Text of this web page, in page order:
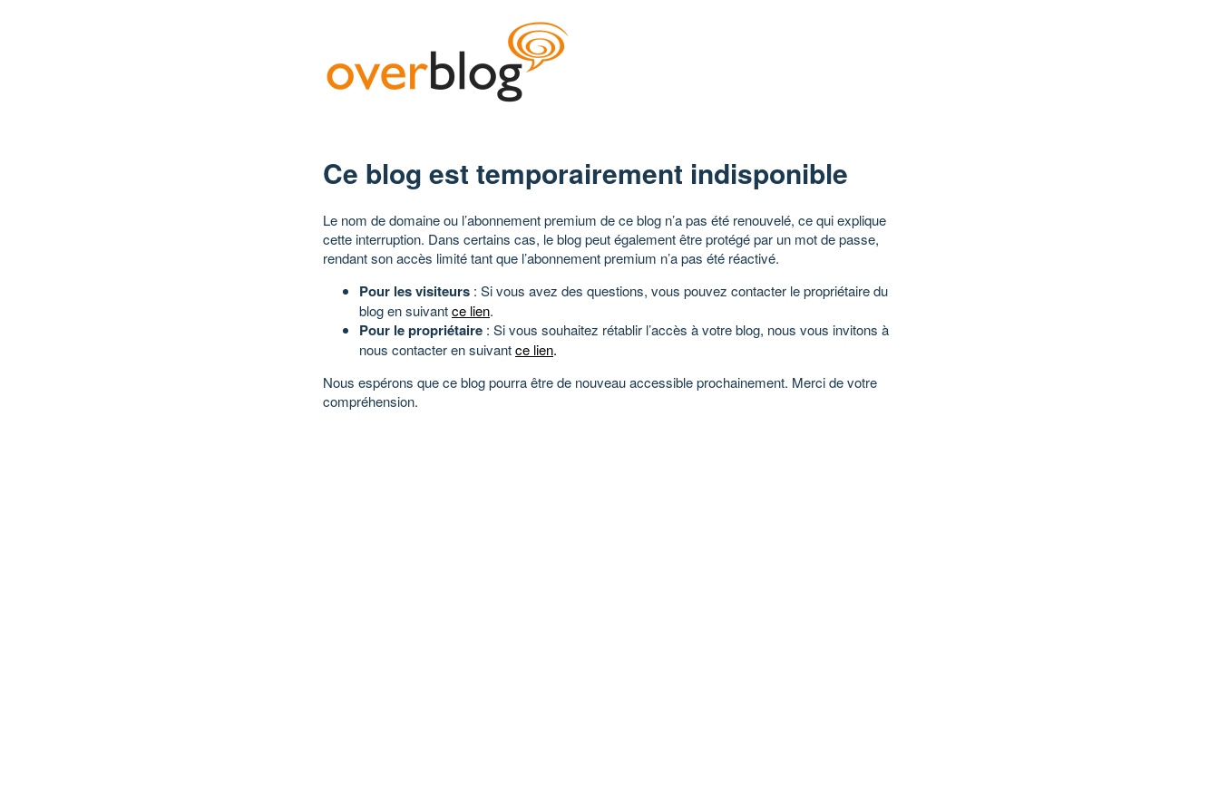
Ce blog est temporairement indisponible
Le nom de domaine ou l’abonnement premium de ce blog n’a pas été renouvelé, ce qui explique
cette interruption. Dans certains cas, le blog peut également être protégé par un mot de passe,
rendant son accès limité tant que l’abonnement premium n’a pas été réactivé.
Pour les visiteurs : Si vous avez des questions, vous pouvez contacter le propriétaire du
blog en suivantce lien.
Pour le propriétaire : Si vous souhaitez rétablir l’accès à votre blog, nous vous invitons à
nous contacter en suivantce lien.
Nous espérons que ce blog pourra être de nouveau accessible prochainement. Merci de votre
compréhension.